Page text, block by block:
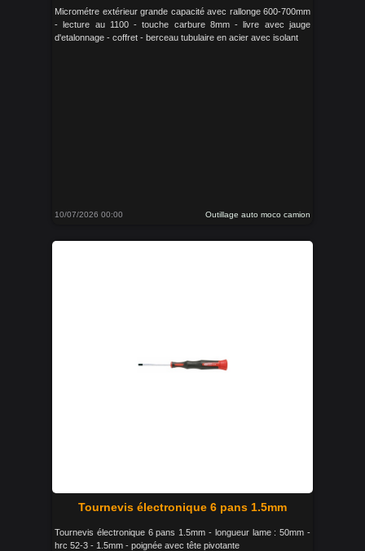
Micrométre extérieur grande capacité avec rallonge 600-700mm
- lecture au 1100 - touche carbure 8mm - livre avec jauge
d'etalonnage - coffret - berceau tubulaire en acier avec isolant
10/07/2026 00:00 Outillage auto moco camion
Tournevis électronique 6 pans 1.5mm
Tournevis électronique 6 pans 1.5mm - longueur lame : 50mm -
hrc 52-3 - 1.5mm - poignée avec tête pivotante